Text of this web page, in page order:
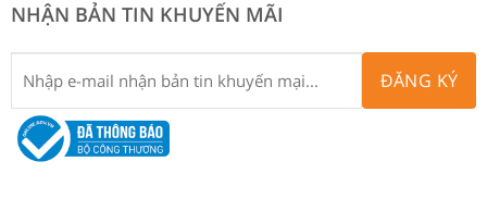
NHẬN BẢN TIN KHUYẾN MÃI
ĐĂNG KÝ